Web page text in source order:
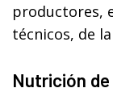
productores,
técnicos, de
Nutrición